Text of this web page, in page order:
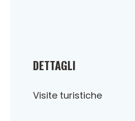
DETTAGLI
Visite turistiche